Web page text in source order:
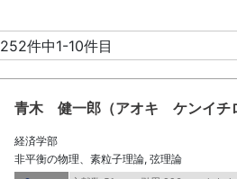
252件中1-10件目
青木 健一郎（アオキ ケンイチ
経済学部
非平衡の物理、素粒子理論, 弦理論